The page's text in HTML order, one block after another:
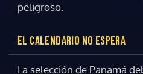
peligroso.
EL CALENDARIO NO ESPERA
La selección de Panamá